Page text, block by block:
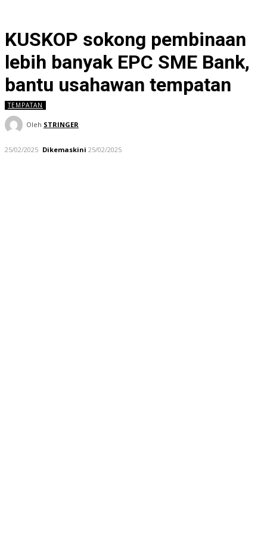
KUSKOP sokong pembinaan
lebih banyak EPC SME Bank,
bantu usahawan tempatan
TEMPATAN
Oleh STRINGER
25/02/2025 Dikemaskini 25/02/2025